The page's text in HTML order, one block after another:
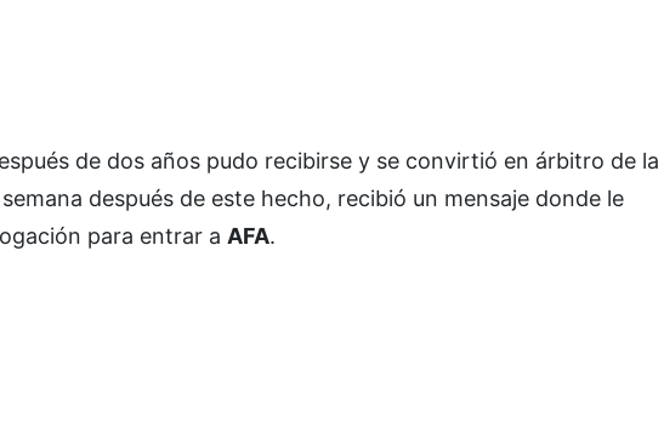
de dos años pudo recibirse y se convirtió en árbitro de la
después de este hecho, recibió un mensaje donde le
para entrar a AFA.